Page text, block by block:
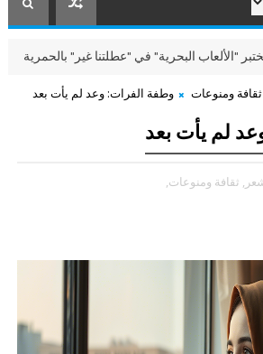
البحرية" في "عطلتنا غير" بالحمرية
ثقافة ومنوعات وطفة الفرات: وعد لم يأت بعد
لم يأت بعد
ثقافة ومنوعات,